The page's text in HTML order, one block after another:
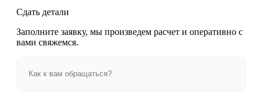
Сдать детали
Заполните заявку, мы произведем расчет и оперативно с
вами свяжемся.